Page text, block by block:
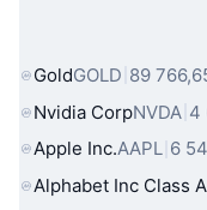
Populární
GoldGOLD 89
Nvidia CorpNVDA 4
Apple Inc.AAPL 6
Alphabet Inc Class A